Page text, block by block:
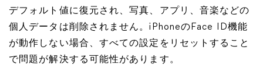
デフォルト値に復元され、写真、アプリ、音楽などの
個人データは削除されません。iPhoneのFace ID機能
が動作しない場合、すべての設定をリセットすること
で問題が解決する可能性があります。